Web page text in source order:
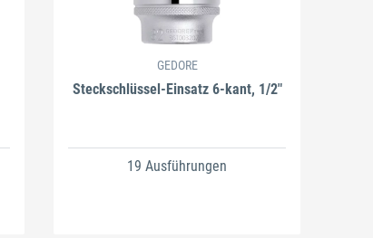
GEDORE
Steckschlüssel-Einsatz 6-kant, 1/2"
19 Ausführungen